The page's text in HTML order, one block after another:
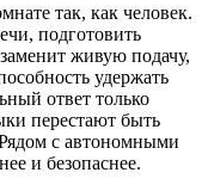
так, как человек.
подготовить
живую подачу,
удержать
ответ только
перестают быть
с автономными
и безопаснее.